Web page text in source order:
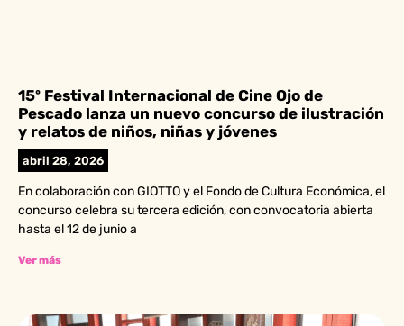
15º Festival Internacional de Cine Ojo de
Pescado lanza un nuevo concurso de ilustración
y relatos de niños, niñas y jóvenes
abril 28, 2026
En colaboración con GIOTTO y el Fondo de Cultura Económica, el
concurso celebra su tercera edición, con convocatoria abierta
hasta el 12 de junio a
Ver más